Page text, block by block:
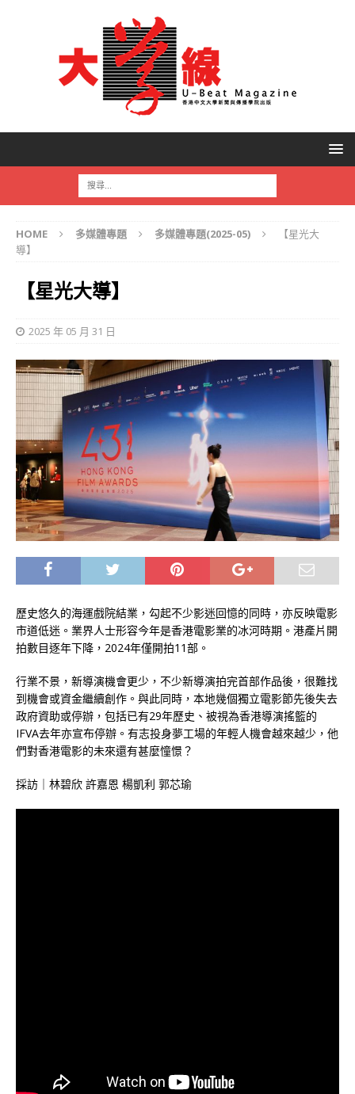
HOME 多媒體專題 多媒體專題(2025-05)
【星光大
導】
【星光大導】
2025 年 05 月 31 日
歷史悠久的海運戲院結業，勾起不少影迷回憶的同時，亦反映電影
市道低迷。業界人士形容今年是香港電影業的冰河時期。港產片開
拍數目逐年下降，2024年僅開拍11部。
行業不景，新導演機會更少，不少新導演拍完首部作品後，很難找
到機會或資金繼續創作。與此同時，本地幾個獨立電影節先後失去
政府資助或停辦，包括已有29年歷史、被視為香港導演搖籃的
IFVA去年亦宣布停辦。有志投身夢工場的年輕人機會越來越少，他
們對香港電影的未來還有甚麼憧憬？
採訪｜林碧欣 許嘉恩 楊凱利 郭芯瑜